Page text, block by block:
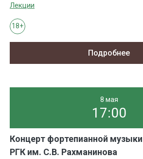
Лекции
18+
Подробнее
8 мая
17:00
Концерт фортепианной музыки
РГК им. С.В. Рахманинова